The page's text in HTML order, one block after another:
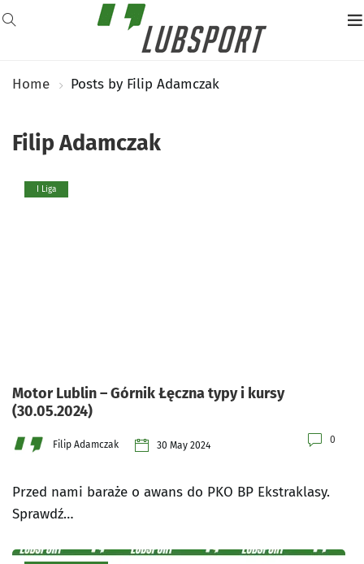
Home Posts by Filip Adamczak
Filip Adamczak
I Liga
Motor Lublin – Górnik Łęczna typy i kursy
(30.05.2024)
Filip Adamczak 30 May 2024 0
Przed nami baraże o awans do PKO BP Ekstraklasy.
Sprawdź…